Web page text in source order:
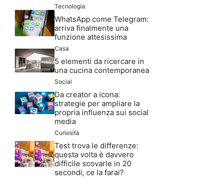
Tecnologia
WhatsApp come Telegram:
arriva finalmente una
funzione attesissima
Casa
5 elementi da ricercare in
una cucina contemporanea
Social
Da creator a icona:
strategie per ampliare la
propria influenza sui social
media
Curiosità
Test trova le differenze:
questa volta è davvero
difficile scovarle in 20
secondi, ce la farai?